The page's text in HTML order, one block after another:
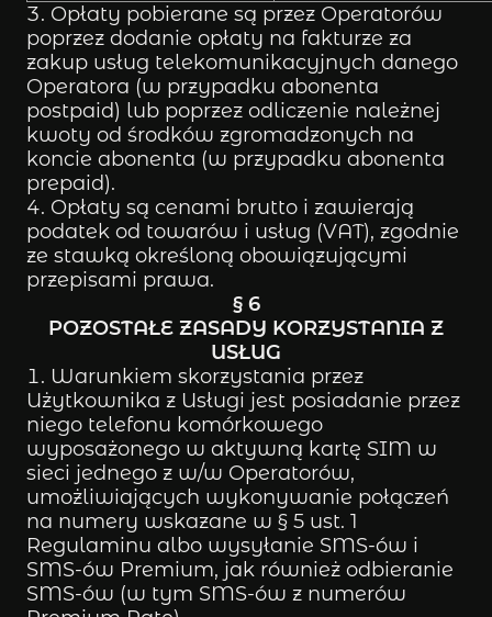
Opłaty pobierane są przez Operatorów
poprzez dodanie opłaty na fakturze za
zakup usług telekomunikacyjnych danego
Operatora (w przypadku abonenta
postpaid) lub poprzez odliczenie należnej
kwoty od środków zgromadzonych na
koncie abonenta (w przypadku abonenta
prepaid).
Opłaty są cenami brutto i zawierają
podatek od towarów i usług (VAT), zgodnie
ze stawką określoną obowiązującymi
przepisami prawa.
§ 6
POZOSTAŁE ZASADY KORZYSTANIA Z
USŁUG
Warunkiem skorzystania przez
Użytkownika z Usługi jest posiadanie przez
niego telefonu komórkowego
wyposażonego w aktywną kartę SIM w
sieci jednego z w/w Operatorów,
umożliwiających wykonywanie połączeń
na numery wskazane w § 5 ust. 1
Regulaminu albo wysyłanie SMS-ów i
SMS-ów Premium, jak również odbieranie
SMS-ów (w tym SMS-ów z numerów